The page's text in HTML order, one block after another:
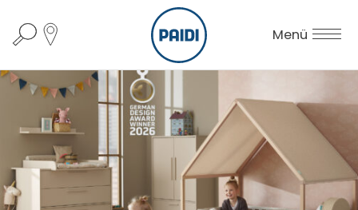
Menü